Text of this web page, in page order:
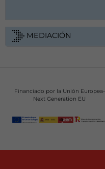
MEDIACIÓN
Financiado por la Unión Europea-
Next Generation EU